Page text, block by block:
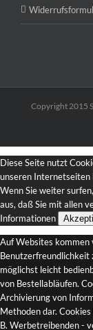
Copyright 2015
Diese Seite nutzt
unseren Internetseiten
Wenn Sie weiter
aus, daß Sie mit allen
Informationen
Auf Websites kommen
Benutzerfreundlichkeit
möglichst leicht
von Bestellabläufen.
Archivierung von
Methoden dar.
B. Werbetreibenden -